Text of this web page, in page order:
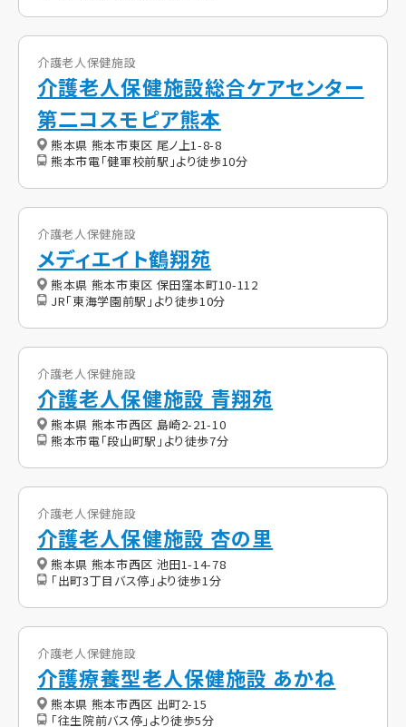
介護老人保健施設
介護老人保健施設総合ケアセンター
第二コスモピア熊本
熊本県 熊本市東区 尾ノ上1-8-8
熊本市電「健軍校前駅」より徒歩10分
介護老人保健施設
メディエイト鶴翔苑
熊本県 熊本市東区 保田窪本町10-112
JR「東海学園前駅」より徒歩10分
介護老人保健施設
介護老人保健施設 青翔苑
熊本県 熊本市西区 島崎2-21-10
熊本市電「段山町駅」より徒歩7分
介護老人保健施設
介護老人保健施設 杏の里
熊本県 熊本市西区 池田1-14-78
「出町3丁目バス停」より徒歩1分
介護老人保健施設
介護療養型老人保健施設 あかね
熊本県 熊本市西区 出町2-15
「往生院前バス停」より徒歩5分